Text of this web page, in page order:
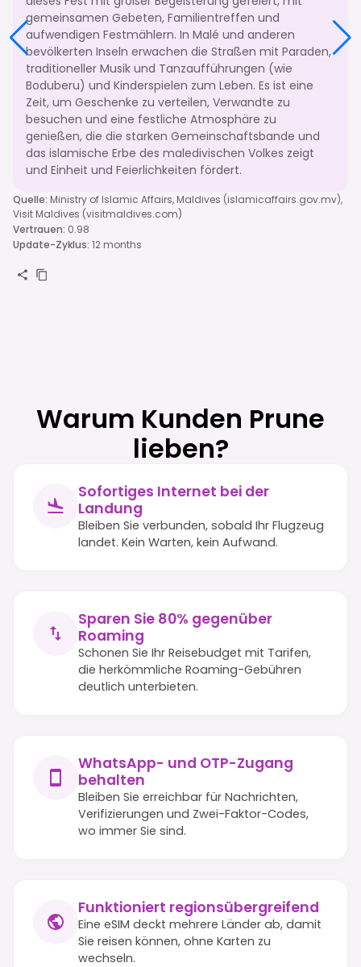
gemeinsamen Gebeten, Familientreffen und
aufwendigen Festmählern. In Malé und anderen
bevölkerten Inseln erwachen die Straßen mit Paraden,
traditioneller Musik und Tanzaufführungen (wie
Boduberu) und Kinderspielen zum Leben. Es ist eine
Zeit, um Geschenke zu verteilen, Verwandte zu
besuchen und eine festliche Atmosphäre zu
genießen, die die starken Gemeinschaftsbande und
das islamische Erbe des maledivischen Volkes zeigt
und Einheit und Feierlichkeiten fördert.
Quelle: Ministry of Islamic Affairs, Maldives (islamicaffairs.gov.mv),
Visit Maldives (visitmaldives.com)
Vertrauen: 0.98
Update-Zyklus: 12 months
Warum Kunden Prune
lieben?
Sofortiges Internet bei der
Landung
Bleiben Sie verbunden, sobald Ihr Flugzeug
landet. Kein Warten, kein Aufwand.
Sparen Sie 80% gegenüber
Roaming
Schonen Sie Ihr Reisebudget mit Tarifen,
die herkömmliche Roaming-Gebühren
deutlich unterbieten.
WhatsApp- und OTP-Zugang
behalten
Bleiben Sie erreichbar für Nachrichten,
Verifizierungen und Zwei-Faktor-Codes,
wo immer Sie sind.
Funktioniert regionsübergreifend
Eine eSIM deckt mehrere Länder ab, damit
Sie reisen können, ohne Karten zu
wechseln.